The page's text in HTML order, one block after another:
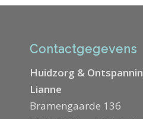
Contactgegevens
Huidzorg &
Lianne
Bramengaarde 136